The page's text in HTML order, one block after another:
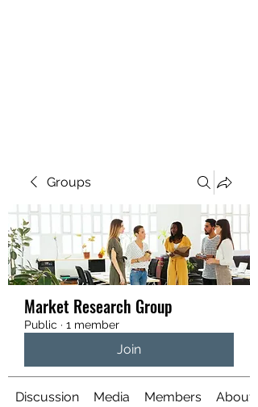
Groups
Market Research Group
Public · 1 member
Join
Discussion Media Members About